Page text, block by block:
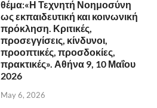
θέμα:«Η Τεχνητή Νοημοσύνη
ως εκπαιδευτική και κοινωνική
πρόκληση. Κριτικές,
προσεγγίσεις, κίνδυνοι,
προοπτικές, προσδοκίες,
πρακτικές». Αθήνα 9, 10 Μαΐου
2026
May 6, 2026